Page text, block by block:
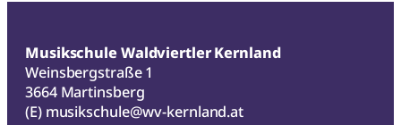
Musikschule Waldviertler Kernland
Weinsbergstraße 1
3664 Martinsberg
(E) musikschule@wv-kernland.at